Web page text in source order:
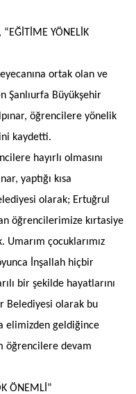
YÖNELİK
ortak olan ve
Şanlıurfa Büyükşehir
öğrencilere yönelik
kaydetti.
hayırlı olmasını
yaptığı kısa
olarak; Ertuğrul
öğrencilerimize kırtasiye
Umarım çocuklarımız
İnşallah hiçbir
bir şekilde hayatlarını
Belediyesi olarak bu
elimizden geldiğince
öğrencilere devam
ÖNEMLİ”